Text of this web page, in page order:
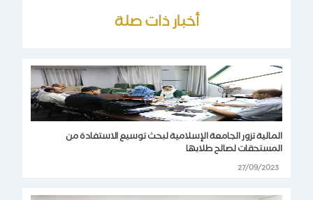
أخبار ذات صلة
المالية تزور الجامعة الإسلامية لبحث توسيع الاستفادة من
المستحقات لصالح طلابها
27/09/2023